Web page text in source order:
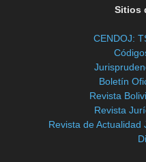
Sitios
CENDOJ:
Boletín
Revista
Revista
Revista de